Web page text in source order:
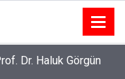
Dr. Haluk Görgün
hediyelerine